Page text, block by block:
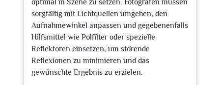
optimal in Szene zu setzen. Fotografen müssen
sorgfältig mit Lichtquellen umgehen, den
Aufnahmewinkel anpassen und gegebenenfalls
Hilfsmittel wie Polfilter oder spezielle
Reflektoren einsetzen, um störende
Reflexionen zu minimieren und das
gewünschte Ergebnis zu erzielen.